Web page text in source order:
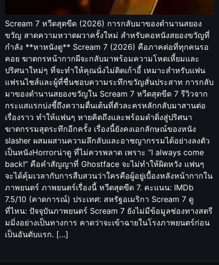
Scream 7 หวีดสุดขีด (2026) การกลับมาของตำนานสยอง
ขวัญ สาดความหวาดผวาครั้งใหม่ สำหรับคอหนังสยองขวัญที่
กำลัง **หาหนังดู** Scream 7 (2026) คือภาคต่อที่ทุกคนรอ
คอย ฆาตกรหน้ากากผีจะกลับมาพร้อมความโหดเหี้ยมและ
ปริศนาใหม่ๆ ที่จะทำให้คุณนั่งไม่ติดเก้าอี้ เหมาะสำหรับแฟน
แฟรนไชส์และผู้ที่ชื่นชอบความระทึกขวัญสั่นประสาท การกลับ
มาของตำนานสยองขวัญใน Scream 7 หวีดสุดขีด 7 รีวิวจาก
กระแสแรกบ่งชี้ถึงความตื่นเต้นที่ตัวละครหลักกลับมาสานต่อ
เรื่องราว ทำให้แฟนๆ หายคิดถึงและพร้อมดำดิ่งสู่ปริศนา
ฆาตกรรมสุดระทึกอีกครั้ง เรื่องนี้ยังคงเอกลักษณ์ของหนัง
slasher ผสมผสานความลึกลับและอาชญากรรมได้อย่างลงตัว
เป็นหนังHorrorน่าดู ที่ไม่ควรพลาด เพราะ “I always come
back!” คือคำสัญญาที่ Ghostface จะไม่ทำให้ผิดหวัง แฟนๆ
จะได้คุ้มเวลากับการสืบสวนว่าใครคือผู้อยู่เบื้องหลังหน้ากากใน
ภาพยนตร์ ภาพยนตร์เรื่องนี้ หวีดสุดขีด 7. คะแนน: IMDb
7.5/10 (คาดการณ์) ประเทศ: สหรัฐอเมริกา Scream 7 ดู
ที่ไหน: ปัจจุบันภาพยนตร์ Scream 7 ยังไม่มีข้อมูลช่องทางสตรี
มมิ่งอย่างเป็นทางการ คาดว่าจะเข้าฉายในโรงภาพยนตร์ก่อน
เป็นอันดับแรก. […]